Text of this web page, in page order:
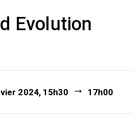
Evolution
2024, 15h30 17h00